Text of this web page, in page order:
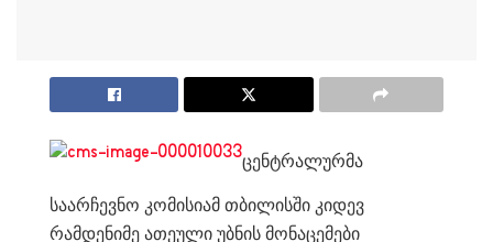
ცენტრალურმა
საარჩევნო კომისიამ თბილისში კიდევ
რამდენიმე ათეული უბნის მონაცემები